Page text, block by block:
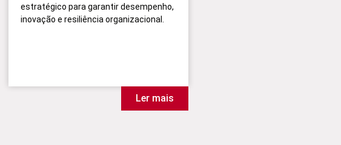
estratégico para garantir desempenho,
inovação e resiliência organizacional.
Ler mais